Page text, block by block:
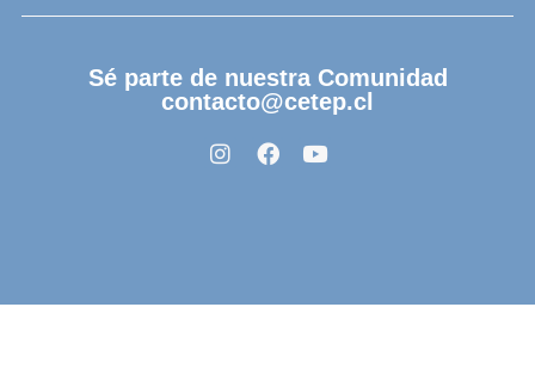
Sé parte de nuestra Comunidad
contacto@cetep.cl